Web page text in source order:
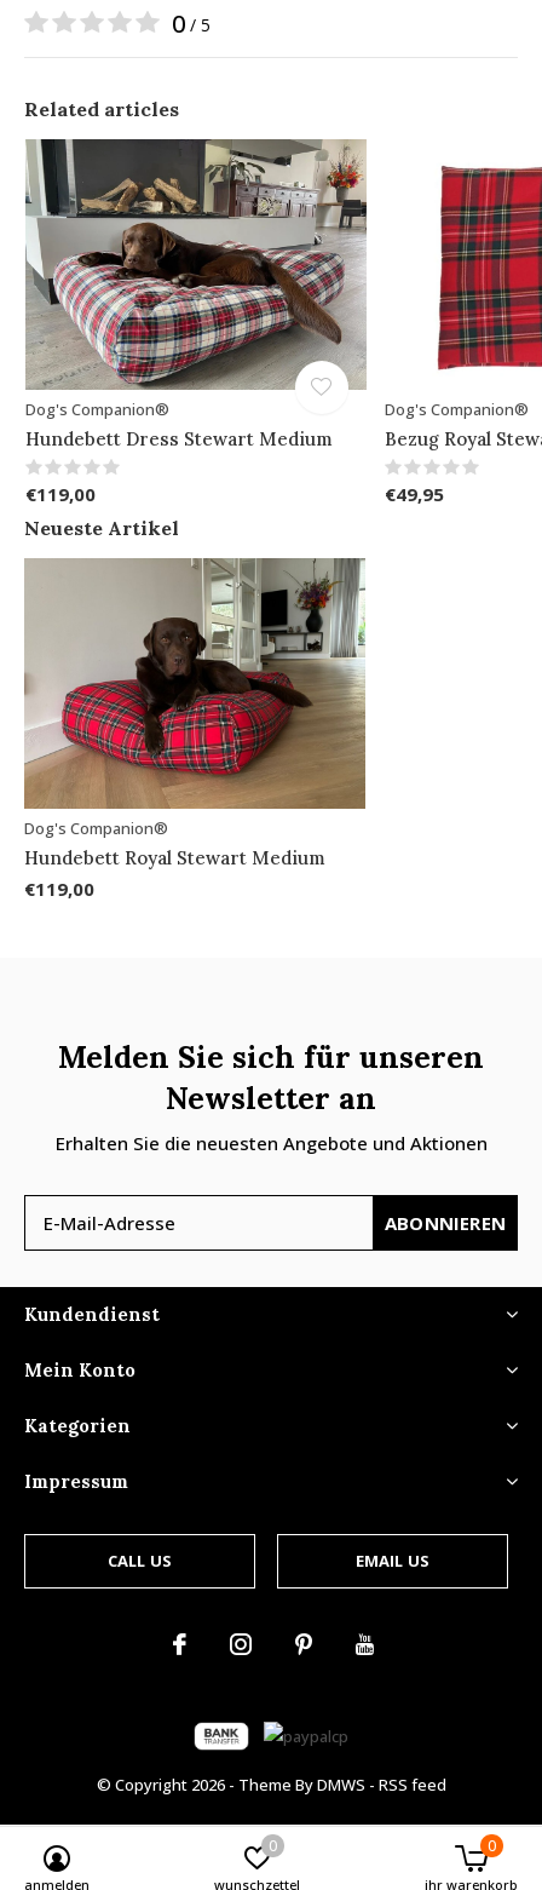
0 / 5
Related articles
Dog's Companion®
Hundebett Dress Stewart Medium
€119,00
Dog's Companion®
Bezug Royal
€49,95
Neueste Artikel
Dog's Companion®
Hundebett Royal Stewart Medium
€119,00
Melden Sie sich für unseren
Newsletter an
Erhalten Sie die neuesten Angebote und Aktionen
ABONNIEREN
Kundendienst
Mein Konto
Kategorien
Impressum
CALL US EMAIL US
© Copyright 2026- Theme ByDMWS - RSS feed
anmelden wunschzettel
0
ihr warenkorb
0